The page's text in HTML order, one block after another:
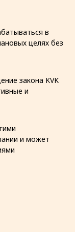
в
целях без
закона KVK
и
и может